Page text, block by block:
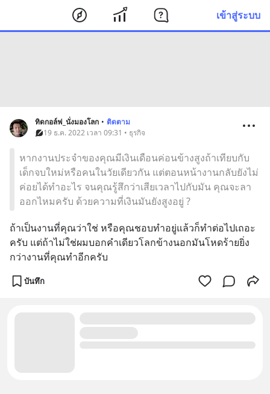
เข้าสู่ระบบ
ทิดกอล์ฟ_นั่งมองโลก • ติดตาม
19 ธ.ค. 2022 เวลา 09:31 • ธุรกิจ
หากงานประจำของคุณมีเงินเดือนค่อนข้างสูงถ้าเทียบกับ
เด็กจบใหม่หรือคนในวัยเดียวกัน แต่ตอนหน้างานกลับยังไม่
ค่อยได้ทำอะไร จนคุณรู้สึกว่าเสียเวลาไปกับมัน คุณจะลา
ออกไหมครับ ด้วยความที่เงินมันยังสูงอยู่ ?
ถ้าเป็นงานที่คุณว่าใช่ หรือคุณชอบทำอยู่แล้วก็ทำต่อไปเถอะ
ครับ แต่ถ้าไม่ใช่ผมบอกคำเดียวโลกข้างนอกมันโหดร้ายยิ่ง
กว่างานที่คุณทำอีกครับ
บันทึก